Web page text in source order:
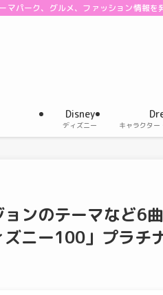
マパーク、グルメ、ファッション情報を
Disney
ディズニー キャラクター
ンのテーマなど6
ニー100」プラチ